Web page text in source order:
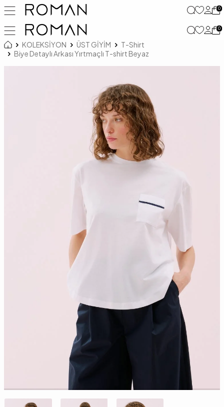
0
0
KOLEKSİYON ÜST GİYİM
T-Shirt
Biye Detaylı Arkası Yırtmaçlı T-shirt Beyaz